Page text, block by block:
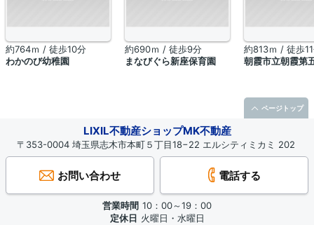
約764ｍ / 徒歩10分
わかのび幼稚園
約690ｍ / 徒歩9分
まなびぐら新座保育園
約813ｍ / 徒歩
朝霞市立朝霞第
LIXIL不動産ショップMK不動産
〒353-0004 埼玉県志木市本町５丁目18−22 エルシティミカミ 202
お問い合わせ 電話する
営業時間 10：00～19：00
定休日 火曜日・水曜日
ページトップ